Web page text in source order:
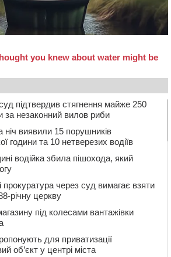
підтвердив стягнення майже 250
за незаконний вилов риби
ніч виявили 15 порушників
години та 10 нетверезих водіїв
водійка збила пішохода, який
через суд вимагає взяти
річну церкву
під колесами вантажівки
для приватизації
об’єкт у центрі міста